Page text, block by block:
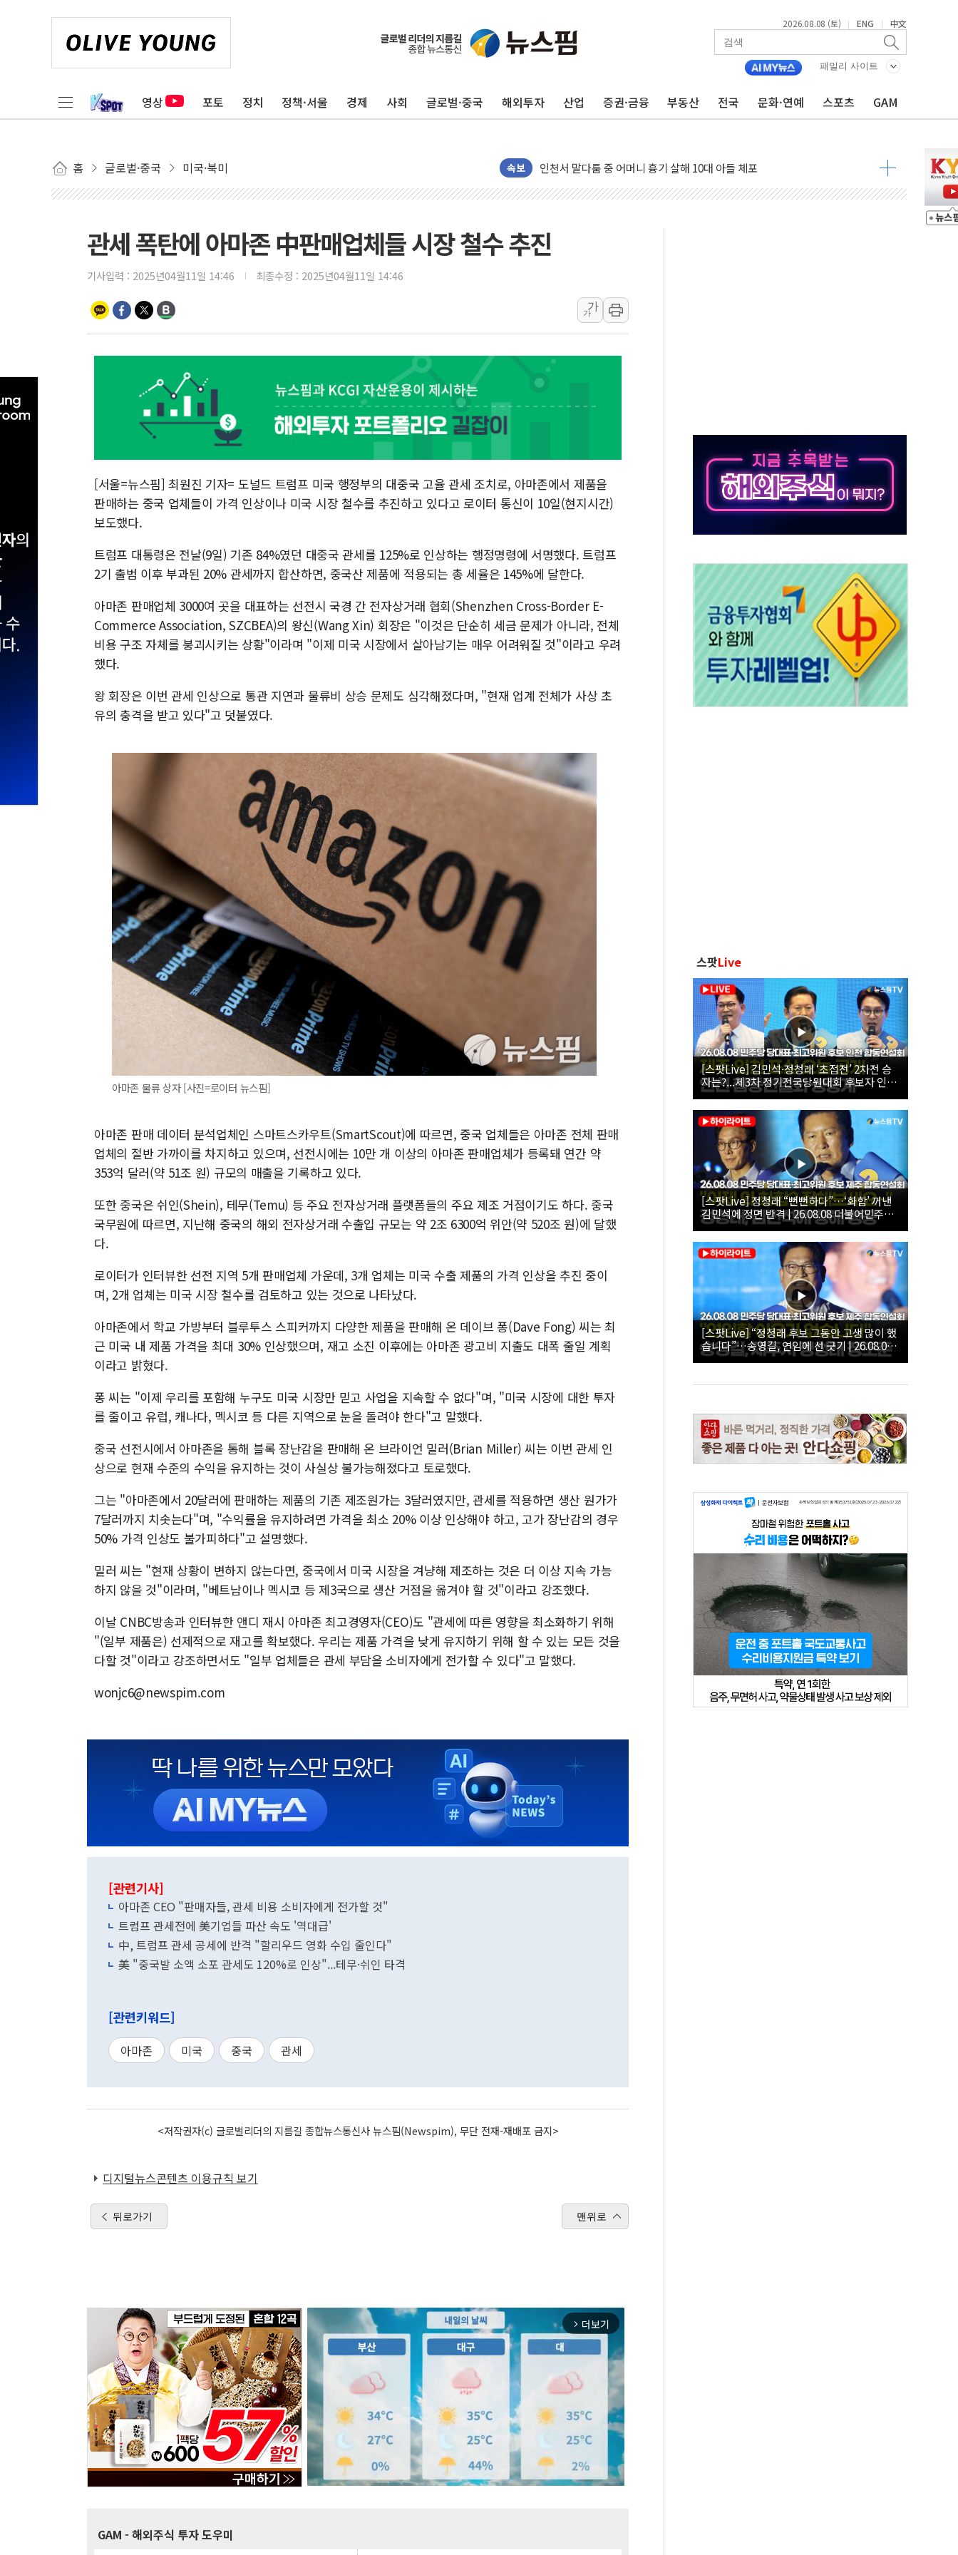
2026.08.08 (토) | ENG | 中文
패밀리 사이트
영상 포토 정치 정책·서울 경제 사회 글로벌·중국 해외투자 산업 증권·금융 부동산 전국 문화·연예 스포츠 GAM
홈 글로벌·중국 미국·북미 속보
이번주 국내 주요 금융일정(8.10~8.14)
美, 이란전 출구전략 만지작…공습 한계·탄약 부족 현실화
폐기물 수거하다 참변…60대 환경미화원 수거차에 치여 사망
서울 중랑구 주택가서 흉기 난동…60대 남성 2명 숨져
여수 오동도 인근 해상서 모터보트 전복…1명 사망·1명 실종
추미애, '위안부' 피해자 기림의 날 참석..."국제적 시민 연대로 목소리 내야"
인천 선재도 갯벌서 해루질 중 실종 60대 나흘만에 숨진 채 발견
인천서 말다툼 중 어머니 흉기 살해 10대 아들 체포
'화합' 꺼낸 김민석에 '뻔뻔' 받아친 정청래…제주 연설서 신경전 고조
李대통령, ISA 개편 재검토 지시…與 "적극 환영"·野 "졸속 국정"
연일 폭염에 온열질환 사망 23명…정부, 비상대응기구 가동
中 전방위 아파트 부양, 수도 베이징도 부동산 규제 철폐
인제 용대리 계곡서 수위 상승으로 피서객 7명 고립…전원 구조
동해시, 11~14일 '별똥별 멍' 운영…페르세우스 유성우 관측
강원 중·남부 동해안 시간당 50mm 이상 폭우…호우경보 발효
청양 밭에서 일하던 90대 숨져…온열질환 여부 조사
폭염에 車 운전면허 기능시험 오전 집중 편성…체감온도 38도 넘으면 중단
관세 폭탄에 아마존 中판매업체들 시장 철수 추진
기사입력 : 2025년04월11일 14:46 최종수정 : 2025년04월11일 14:46
가
가
[서울=뉴스핌] 최원진 기자= 도널드 트럼프 미국 행정부의 대중국 고율 관세 조치로, 아마존에서 제품을
판매하는 중국 업체들이 가격 인상이나 미국 시장 철수를 추진하고 있다고 로이터 통신이 10일(현지시간)
보도했다.
트럼프 대통령은 전날(9일) 기존 84%였던 대중국 관세를 125%로 인상하는 행정명령에 서명했다. 트럼프
2기 출범 이후 부과된 20% 관세까지 합산하면, 중국산 제품에 적용되는 총 세율은 145%에 달한다.
아마존 판매업체 3000여 곳을 대표하는 선전시 국경 간 전자상거래 협회(Shenzhen Cross-Border E-
Commerce Association, SZCBEA)의 왕신(Wang Xin) 회장은 "이것은 단순히 세금 문제가 아니라, 전체
비용 구조 자체를 붕괴시키는 상황"이라며 "이제 미국 시장에서 살아남기는 매우 어려워질 것"이라고 우려
했다.
왕 회장은 이번 관세 인상으로 통관 지연과 물류비 상승 문제도 심각해졌다며, "현재 업계 전체가 사상 초
유의 충격을 받고 있다"고 덧붙였다.
아마존 물류 상자 [사진=로이터 뉴스핌]
아마존 판매 데이터 분석업체인 스마트스카우트(SmartScout)에 따르면, 중국 업체들은 아마존 전체 판매
업체의 절반 가까이를 차지하고 있으며, 선전시에는 10만 개 이상의 아마존 판매업체가 등록돼 연간 약
353억 달러(약 51조 원) 규모의 매출을 기록하고 있다.
또한 중국은 쉬인(Shein), 테무(Temu) 등 주요 전자상거래 플랫폼들의 주요 제조 거점이기도 하다. 중국
국무원에 따르면, 지난해 중국의 해외 전자상거래 수출입 규모는 약 2조 6300억 위안(약 520조 원)에 달했
다.
로이터가 인터뷰한 선전 지역 5개 판매업체 가운데, 3개 업체는 미국 수출 제품의 가격 인상을 추진 중이
며, 2개 업체는 미국 시장 철수를 검토하고 있는 것으로 나타났다.
아마존에서 학교 가방부터 블루투스 스피커까지 다양한 제품을 판매해 온 데이브 퐁(Dave Fong) 씨는 최
근 미국 내 제품 가격을 최대 30% 인상했으며, 재고 소진 이후에는 아마존 광고비 지출도 대폭 줄일 계획
이라고 밝혔다.
퐁 씨는 "이제 우리를 포함해 누구도 미국 시장만 믿고 사업을 지속할 수 없다"며, "미국 시장에 대한 투자
를 줄이고 유럽, 캐나다, 멕시코 등 다른 지역으로 눈을 돌려야 한다"고 말했다.
중국 선전시에서 아마존을 통해 블록 장난감을 판매해 온 브라이언 밀러(Brian Miller) 씨는 이번 관세 인
상으로 현재 수준의 수익을 유지하는 것이 사실상 불가능해졌다고 토로했다.
그는 "아마존에서 20달러에 판매하는 제품의 기존 제조원가는 3달러였지만, 관세를 적용하면 생산 원가가
7달러까지 치솟는다"며, "수익률을 유지하려면 가격을 최소 20% 이상 인상해야 하고, 고가 장난감의 경우
50% 가격 인상도 불가피하다"고 설명했다.
밀러 씨는 "현재 상황이 변하지 않는다면, 중국에서 미국 시장을 겨냥해 제조하는 것은 더 이상 지속 가능
하지 않을 것"이라며, "베트남이나 멕시코 등 제3국으로 생산 거점을 옮겨야 할 것"이라고 강조했다.
이날 CNBC방송과 인터뷰한 앤디 재시 아마존 최고경영자(CEO)도 "관세에 따른 영향을 최소화하기 위해
"(일부 제품은) 선제적으로 재고를 확보했다. 우리는 제품 가격을 낮게 유지하기 위해 할 수 있는 모든 것을
다할 것"이라고 강조하면서도 "일부 업체들은 관세 부담을 소비자에게 전가할 수 있다"고 말했다.
wonjc6@newspim.com
[관련기사]
아마존 CEO "판매자들, 관세 비용 소비자에게 전가할 것"
트럼프 관세전에 美기업들 파산 속도 '역대급'
中, 트럼프 관세 공세에 반격 "할리우드 영화 수입 줄인다"
美 "중국발 소액 소포 관세도 120%로 인상"...테무·쉬인 타격
[관련키워드]
아마존 미국 중국 관세
<저작권자(c) 글로벌리더의 지름길 종합뉴스통신사 뉴스핌(Newspim), 무단 전재-재배포 금지>
디지털뉴스콘텐츠 이용규칙 보기
뒤로가기 맨위로
arrow_forward_ios 더보기
GAM - 해외주식 투자 도우미
스팟Live
[스팟Live] 김민석·정청래 ‘초접전’ 2차전 승
자는?...제3차 정기전국당원대회 후보자 인천
합동연설회 생중계 | 26.08.08
[스팟Live] 정청래 “뻔뻔하다”…‘화합’ 꺼낸
김민석에 정면 반격 | 26.08.08 더불어민주당
당대표·최고위원 후보 제주 합동연설회
[스팟Live] “정청래 후보 그동안 고생 많이 했
습니다”…송영길, 연임에 선 긋기 | 26.08.08
더불어민주당 당대표·최고위원 후보 제주 합